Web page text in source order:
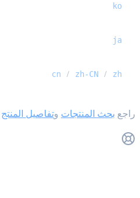
ko
ja
zh
/
zh-CN
/
cn
راجع بحث المنتجات وتفاصيل المنتج